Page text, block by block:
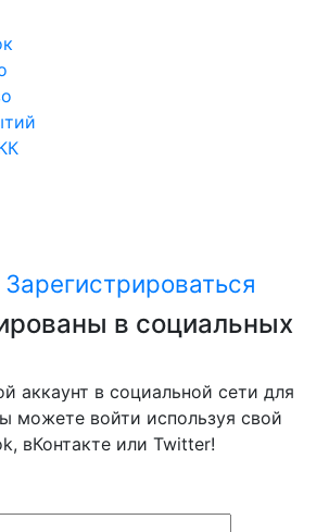
Зарегистрироваться
в социальных
аккаунт в социальной сети для
можете войти используя свой
вКонтакте или Twitter!